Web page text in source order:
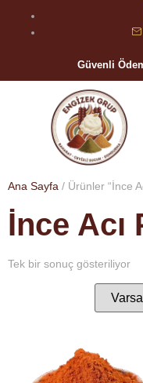
Güvenli
Ana Sayfa / Ürünler “İnce
İnce Acı
Tek bir sonuç gösteriliyor